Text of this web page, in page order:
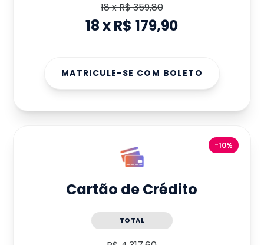
18xR$ 359,80
18xR$ 179,90
MATRICULE-SE COM BOLETO
-10%
Cartão de Crédito
TOTAL